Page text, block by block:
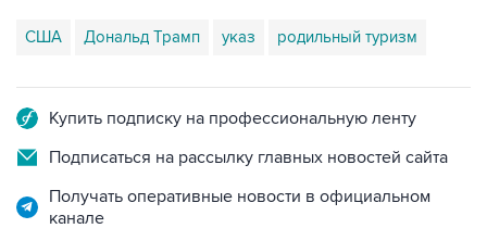
США Дональд Трамп указ родильный туризм
Купить подписку на профессиональную ленту
Подписаться на рассылку главных новостей сайта
Получать оперативные новости в официальном
канале